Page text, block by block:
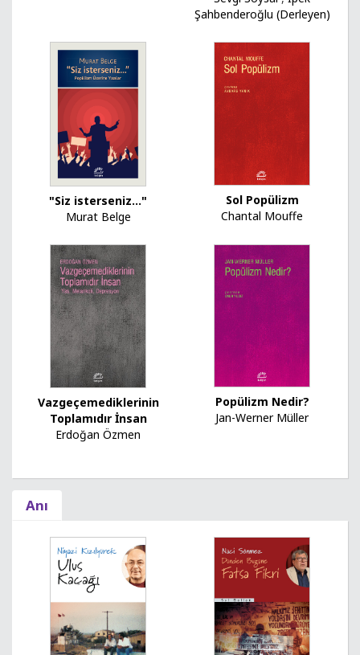
Şahbenderoğlu (Derleyen)
"Siz isterseniz..."
Murat Belge
Sol Popülizm
Chantal Mouffe
Vazgeçemediklerinin
Toplamıdır İnsan
Erdoğan Özmen
Popülizm Nedir?
Jan-Werner Müller
Anı